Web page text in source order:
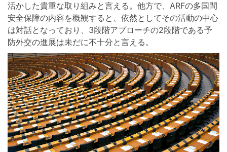
活かした貴重な取り組みと言える。他方で、ARFの多国間
安全保障の内容を概観すると、依然としてその活動の中心
は対話となっており、3段階アプローチの2段階である予
防外交の進展は未だに不十分と言える。